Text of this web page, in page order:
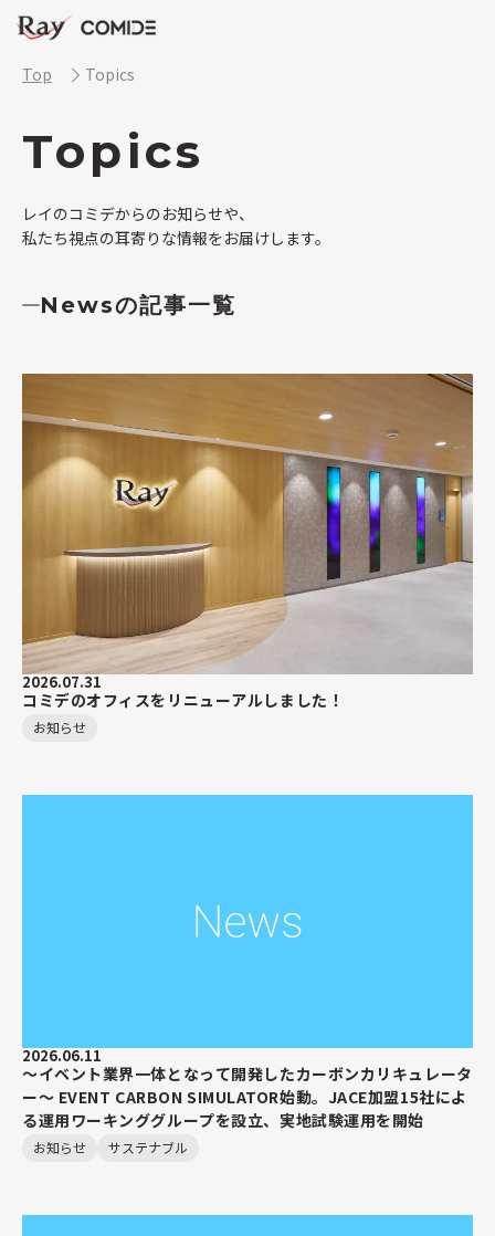
Top Topics
Topics
レイのコミデからのお知らせや、
私たち視点の耳寄りな情報をお届けします。
Newsの記事一覧
2026.07.31
コミデのオフィスをリニューアルしました！
お知らせ
2026.06.11
～イベント業界一体となって開発したカーボンカリキュレータ
ー～ EVENT CARBON SIMULATOR始動。JACE加盟15社によ
る運用ワーキンググループを設立、実地試験運用を開始
お知らせ サステナブル